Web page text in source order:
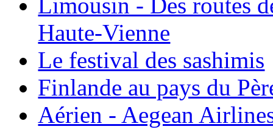
Haute-Vienne
Le festival des sashimis
Finlande au pays du
Aérien - Aegean